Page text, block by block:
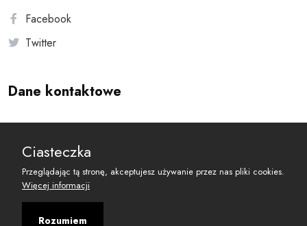
Facebook
Twitter
Dane kontaktowe
reset@resetobywatelski.pl
Ciasteczka
Przeglądając tą stronę, akceptujesz używanie przez nas pliki cookies.
Więcej informacji
Rozumiem